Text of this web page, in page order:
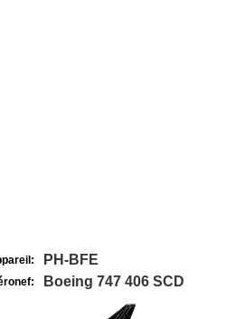
PH-BFE
Boeing 747 406 SCD